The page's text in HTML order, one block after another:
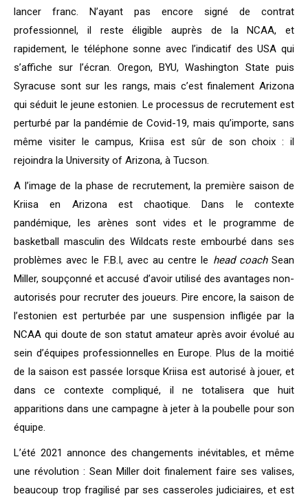
lancer franc. N’ayant pas encore signé de contrat
professionnel, il reste éligible auprès de la NCAA, et
rapidement, le téléphone sonne avec l’indicatif des USA qui
s’affiche sur l’écran. Oregon, BYU, Washington State puis
Syracuse sont sur les rangs, mais c’est finalement Arizona
qui séduit le jeune estonien. Le processus de recrutement est
perturbé par la pandémie de Covid-19, mais qu’importe, sans
même visiter le campus, Kriisa est sûr de son choix : il
rejoindra la University of Arizona, à Tucson.
A l’image de la phase de recrutement, la première saison de
Kriisa en Arizona est chaotique. Dans le contexte
pandémique, les arènes sont vides et le programme de
basketball masculin des Wildcats reste embourbé dans ses
problèmes avec le F.B.I, avec au centre le head coachSean
Miller, soupçonné et accusé d’avoir utilisé des avantages non-
autorisés pour recruter des joueurs. Pire encore, la saison de
l’estonien est perturbée par une suspension infligée par la
NCAA qui doute de son statut amateur après avoir évolué au
sein d’équipes professionnelles en Europe. Plus de la moitié
de la saison est passée lorsque Kriisa est autorisé à jouer, et
dans ce contexte compliqué, il ne totalisera que huit
apparitions dans une campagne à jeter à la poubelle pour son
équipe.
L’été 2021 annonce des changements inévitables, et même
une révolution : Sean Miller doit finalement faire ses valises,
beaucoup trop fragilisé par ses casseroles judiciaires, et est